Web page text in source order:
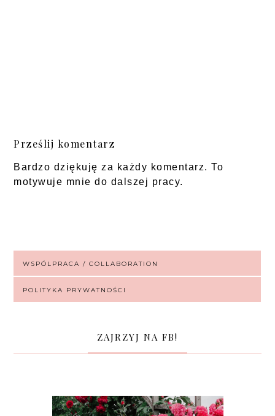
Prześlij komentarz
Bardzo dziękuję za każdy komentarz. To
motywuje mnie do dalszej pracy.
WSPÓLPRACA / COLLABORATION
POLITYKA PRYWATNOŚCI
ZAJRZYJ NA FB!